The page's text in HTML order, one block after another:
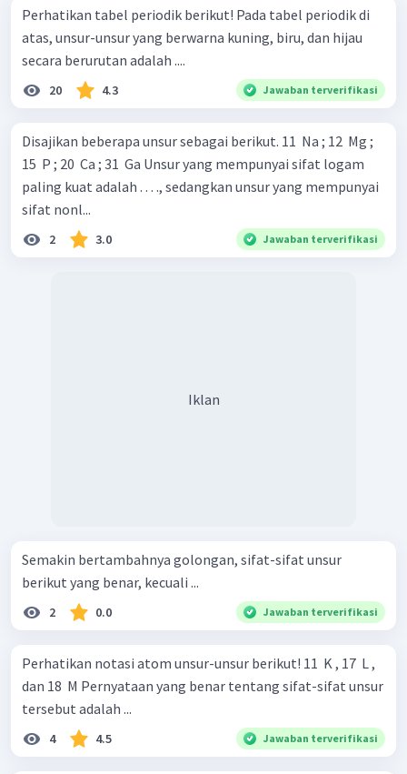
Perhatikan tabel periodik berikut! Pada tabel periodik di
atas, unsur-unsur yang berwarna kuning, biru, dan hijau
secara berurutan adalah ....
20 4.3 Jawaban terverifikasi
Disajikan beberapa unsur sebagai berikut. 11 ​ Na ; 12 ​ Mg ;
15 ​ P ; 20 ​ Ca ; 31 ​ Ga Unsur yang mempunyai sifat logam
paling kuat adalah . . . ., sedangkan unsur yang mempunyai
sifat nonl...
2 3.0 Jawaban terverifikasi
Iklan
Semakin bertambahnya golongan, sifat-sifat unsur
berikut yang benar, kecuali ...
2 0.0 Jawaban terverifikasi
Perhatikan notasi atom unsur-unsur berikut! 11 ​ K , 17 ​ L ,
dan 18 ​ M Pernyataan yang benar tentang sifat-sifat unsur
tersebut adalah ...
4 4.5 Jawaban terverifikasi